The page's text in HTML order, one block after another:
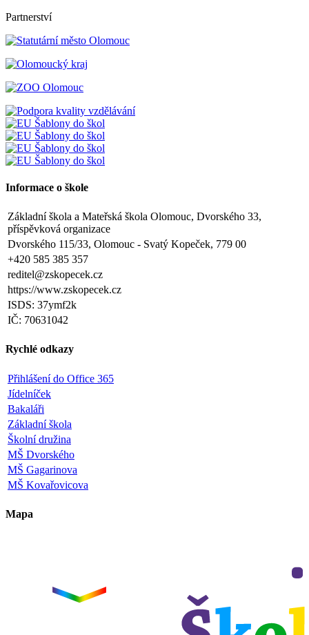
Partnerství
Informace o škole
Základní škola a Mateřská škola Olomouc, Dvorského 33,
příspěvková organizace
Dvorského 115/33, Olomouc - Svatý Kopeček, 779 00
+420 585 385 357
reditel@zskopecek.cz
https://www.zskopecek.cz
ISDS: 37ymf2k
IČ: 70631042
Rychlé odkazy
Přihlášení do Office 365
Jídelníček
Bakaláři
Základní škola
Školní družina
MŠ Dvorského
MŠ Gagarinova
MŠ Kovařovicova
Mapa